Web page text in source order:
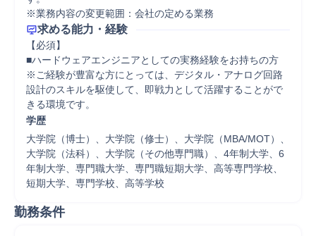
※業務内容の変更範囲：会社の定める業務
求める能力・経験
【必須】
■ハードウェアエンジニアとしての実務経験をお持ちの方
※ご経験が豊富な方にとっては、デジタル・アナログ回路
設計のスキルを駆使して、即戦力として活躍することがで
きる環境です。
学歴
大学院（博士）、大学院（修士）、大学院（MBA/MOT）、
大学院（法科）、大学院（その他専門職）、4年制大学、6
年制大学、専門職大学、専門職短期大学、高等専門学校、
短期大学、専門学校、高等学校
勤務条件